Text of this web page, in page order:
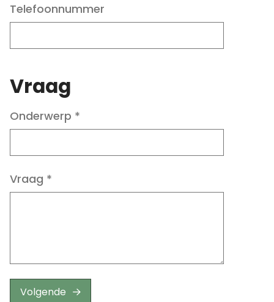
Telefoonnummer
Vraag
Onderwerp *
Vraag *
Volgende